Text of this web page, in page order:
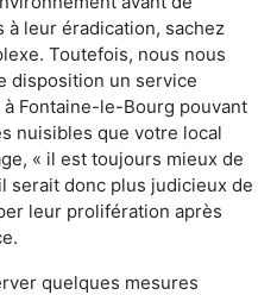
leur éradication, sachez
Toutefois, nous nous
disposition un service
Fontaine-le-Bourg pouvant
nuisibles que votre local
« il est toujours mieux de
serait donc plus judicieux de
leur prolifération après
quelques mesures